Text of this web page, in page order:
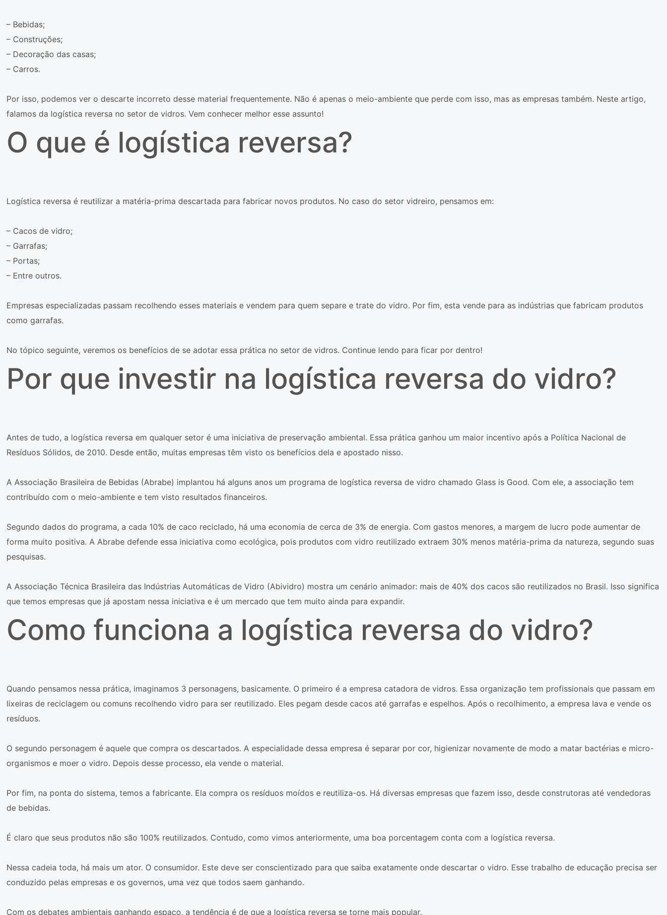
– Bebidas;
– Construções;
– Decoração das casas;
– Carros.
Por isso, podemos ver o descarte incorreto desse material frequentemente. Não é apenas o meio-ambiente que perde com isso, mas as empresas também. Neste artigo,
falamos da logística reversa no setor de vidros. Vem conhecer melhor esse assunto!
O que é logística reversa?
Logística reversa é reutilizar a matéria-prima descartada para fabricar novos produtos. No caso do setor vidreiro, pensamos em:
– Cacos de vidro;
– Garrafas;
– Portas;
– Entre outros.
Empresas especializadas passam recolhendo esses materiais e vendem para quem separe e trate do vidro. Por fim, esta vende para as indústrias que fabricam produtos
como garrafas.
No tópico seguinte, veremos os benefícios de se adotar essa prática no setor de vidros. Continue lendo para ficar por dentro!
Por que investir na logística reversa do vidro?
Antes de tudo, a logística reversa em qualquer setor é uma iniciativa de preservação ambiental. Essa prática ganhou um maior incentivo após a Política Nacional de
Resíduos Sólidos, de 2010. Desde então, muitas empresas têm visto os benefícios dela e apostado nisso.
A Associação Brasileira de Bebidas (Abrabe) implantou há alguns anos um programa de logística reversa de vidro chamado Glass is Good. Com ele, a associação tem
contribuído com o meio-ambiente e tem visto resultados financeiros.
Segundo dados do programa, a cada 10% de caco reciclado, há uma economia de cerca de 3% de energia. Com gastos menores, a margem de lucro pode aumentar de
forma muito positiva. A Abrabe defende essa iniciativa como ecológica, pois produtos com vidro reutilizado extraem 30% menos matéria-prima da natureza, segundo suas
pesquisas.
A Associação Técnica Brasileira das Indústrias Automáticas de Vidro (Abividro) mostra um cenário animador: mais de 40% dos cacos são reutilizados no Brasil. Isso significa
que temos empresas que já apostam nessa iniciativa e é um mercado que tem muito ainda para expandir.
Como funciona a logística reversa do vidro?
Quando pensamos nessa prática, imaginamos 3 personagens, basicamente. O primeiro é a empresa catadora de vidros. Essa organização tem profissionais que passam em
lixeiras de reciclagem ou comuns recolhendo vidro para ser reutilizado. Eles pegam desde cacos até garrafas e espelhos. Após o recolhimento, a empresa lava e vende os
resíduos.
O segundo personagem é aquele que compra os descartados. A especialidade dessa empresa é separar por cor, higienizar novamente de modo a matar bactérias e micro-
organismos e moer o vidro. Depois desse processo, ela vende o material.
Por fim, na ponta do sistema, temos a fabricante. Ela compra os resíduos moídos e reutiliza-os. Há diversas empresas que fazem isso, desde construtoras até vendedoras
de bebidas.
É claro que seus produtos não são 100% reutilizados. Contudo, como vimos anteriormente, uma boa porcentagem conta com a logística reversa.
Nessa cadeia toda, há mais um ator. O consumidor. Este deve ser conscientizado para que saiba exatamente onde descartar o vidro. Esse trabalho de educação precisa ser
conduzido pelas empresas e os governos, uma vez que todos saem ganhando.
Com os debates ambientais ganhando espaço, a tendência é de que a logística reversa se torne mais popular.